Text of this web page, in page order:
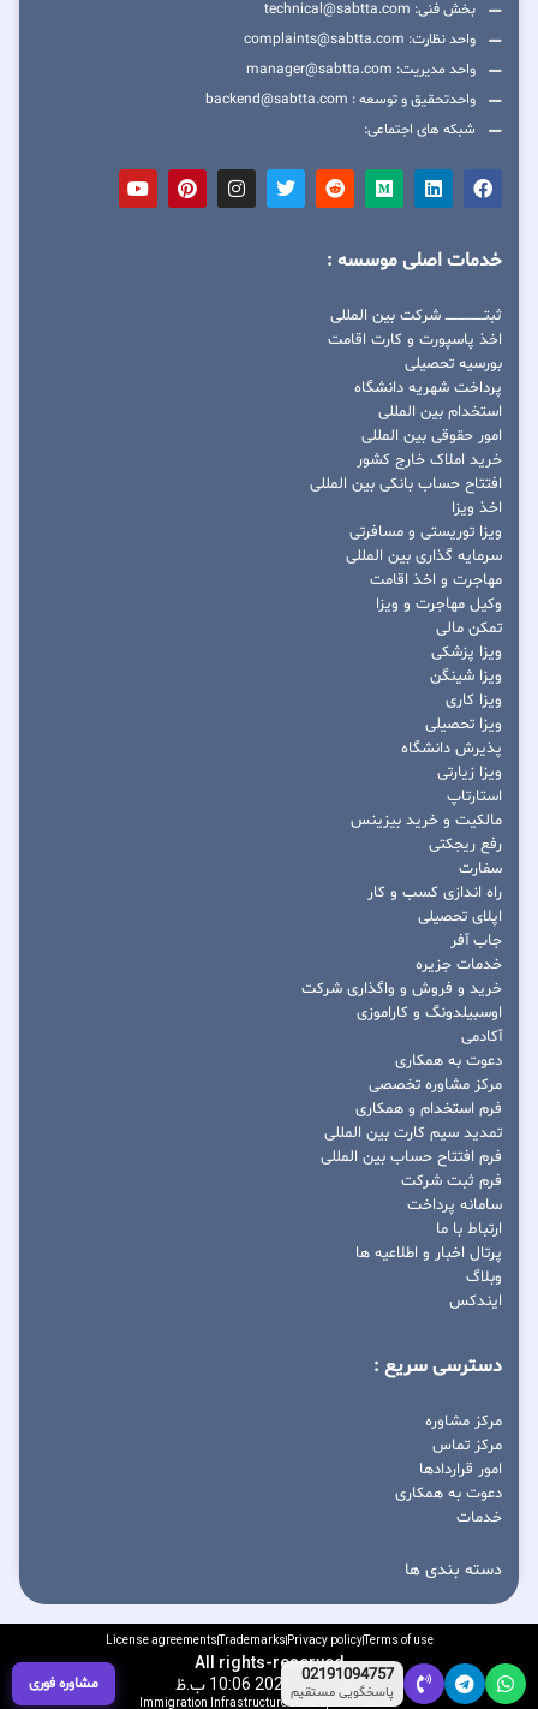
بخش فنی: technical@sabtta.com
واحد نظارت: complaints@sabtta.com
واحد مدیریت: manager@sabtta.com
واحدتحقیق و توسعه : backend@sabtta.com
شبکه های اجتماعی:
خدمات اصلی موسسه :
ثبتــــــــــــــــ شرکت بین المللی
اخذ پاسپورت و کارت اقامت
بورسیه تحصیلی
پرداخت شهریه دانشگاه
استخدام بین المللی
امور حقوقی بین المللی
خرید املاک خارج کشور
افتتاح حساب بانکی بین المللی
اخذ ویزا
ویزا توریستی و مسافرتی
سرمایه گذاری بین المللی
مهاجرت و اخذ اقامت
وکیل مهاجرت و ویزا
تمکن مالی
ویزا پزشکی
ویزا شینگن
ویزا کاری
ویزا تحصیلی
پذیرش دانشگاه
ویزا زیارتی
استارتاپ
مالکیت و خرید بیزینس
رفع ریجکتی
سفارت
راه اندازی کسب و کار
اپلای تحصیلی
جاب آفر
خدمات جزیره
خرید و فروش و واگذاری شرکت
اوسبیلدونگ و کاراموزی
آکادمی
دعوت به همکاری
مرکز مشاوره تخصصی
فرم استخدام و همکاری
تمدید سیم کارت بین المللی
فرم افتتاح حساب بین المللی
فرم ثبت شرکت
سامانه پرداخت
ارتباط با ما
پرتال اخبار و اطلاعیه ها
وبلاگ
ایندکس
دسترسی سریع :
مرکز مشاوره
مرکز تماس
امور قراردادها
دعوت به همکاری
خدمات
دسته بندی ها
Terms of use
Privacy policy
Trademarks
License agreements
All rights-reserved
آگوست 7, 2026 10:06 ب.ظ
Immigration Infrastructure Development Center
02191094757
پاسخگویی مستقیم مشاوره فوری